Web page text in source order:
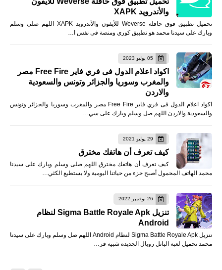
والأندرويد XAPK
تحميل تطبيق فوق حافلة Weverse للأيفون والأندرويد XAPK اللهم صلى وسلم
وبارك على سيدنا محمد هو تطبيق كوري ومنصة فى نفس ا…
05 يوليو 2023
اكواد اعلام الدول فى فري فاير Free Fire مصر
والمغرب وسوريا والجزائر وتونس والسعودية
والاردن
اكواد اعلام الدول فى فري فاير Free Fire مصر والمغرب وسوريا والجزائر وتونس
والسعودية والاردن اللهم صل وسلم وبارك على سي…
29 يوليو 2021
كيف تعرف أن هاتفك مخترق
كيف تعرف أن هاتفك مخترق اللهم صلى وسلم وبارك على سيدنا
محمد الهاتف المحمول أصبح جزء من حياتنا اليومية ولا يستطيع الكثي…
26 نوفمبر 2022
تنزيل Sigma Battle Royale Apk لنظام
Android
تنزيل Sigma Battle Royale Apk لنظام Android اللهم صل وسلم وبارك على سيدنا
محمد تحميل لعبة الباتل رويال الجديدة شبيه فر…